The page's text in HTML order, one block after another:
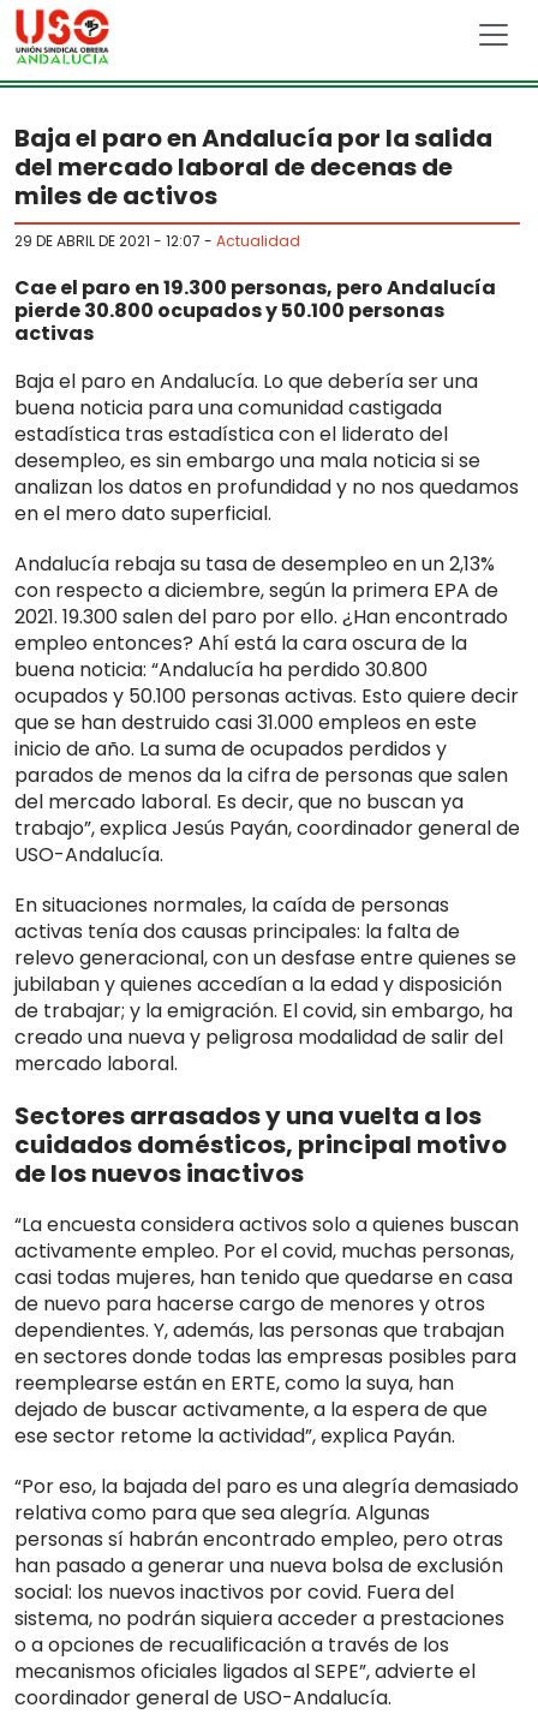
Skip to main content
Baja el paro en Andalucía por la salida
del mercado laboral de decenas de
miles de activos
29 DE ABRIL DE 2021 - 12:07 - Actualidad
Cae el paro en 19.300 personas, pero Andalucía
pierde 30.800 ocupados y 50.100 personas
activas
Baja el paro en Andalucía. Lo que debería ser una
buena noticia para una comunidad castigada
estadística tras estadística con el liderato del
desempleo, es sin embargo una mala noticia si se
analizan los datos en profundidad y no nos quedamos
en el mero dato superficial.
Andalucía rebaja su tasa de desempleo en un 2,13%
con respecto a diciembre, según la primera EPA de
2021. 19.300 salen del paro por ello. ¿Han encontrado
empleo entonces? Ahí está la cara oscura de la
buena noticia: “Andalucía ha perdido 30.800
ocupados y 50.100 personas activas. Esto quiere decir
que se han destruido casi 31.000 empleos en este
inicio de año. La suma de ocupados perdidos y
parados de menos da la cifra de personas que salen
del mercado laboral. Es decir, que no buscan ya
trabajo”, explica Jesús Payán, coordinador general de
USO-Andalucía.
En situaciones normales, la caída de personas
activas tenía dos causas principales: la falta de
relevo generacional, con un desfase entre quienes se
jubilaban y quienes accedían a la edad y disposición
de trabajar; y la emigración. El covid, sin embargo, ha
creado una nueva y peligrosa modalidad de salir del
mercado laboral.
Sectores arrasados y una vuelta a los
cuidados domésticos, principal motivo
de los nuevos inactivos
“La encuesta considera activos solo a quienes buscan
activamente empleo. Por el covid, muchas personas,
casi todas mujeres, han tenido que quedarse en casa
de nuevo para hacerse cargo de menores y otros
dependientes. Y, además, las personas que trabajan
en sectores donde todas las empresas posibles para
reemplearse están en ERTE, como la suya, han
dejado de buscar activamente, a la espera de que
ese sector retome la actividad”, explica Payán.
“Por eso, la bajada del paro es una alegría demasiado
relativa como para que sea alegría. Algunas
personas sí habrán encontrado empleo, pero otras
han pasado a generar una nueva bolsa de exclusión
social: los nuevos inactivos por covid. Fuera del
sistema, no podrán siquiera acceder a prestaciones
o a opciones de recualificación a través de los
mecanismos oficiales ligados al SEPE”, advierte el
coordinador general de USO-Andalucía.